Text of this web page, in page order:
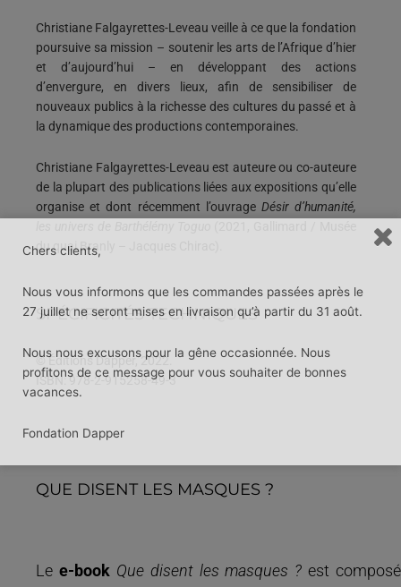
Christiane Falgayrettes-Leveau veille à ce que la fondation
poursuive sa mission – soutenir les arts de l’Afrique d’hier
et d’aujourd’hui – en développant des actions
d’envergure, en divers lieux, afin de sensibiliser de
nouveaux publics à la richesse des cultures du passé et à
la dynamique des productions contemporaines.
Christiane Falgayrettes-Leveau est auteure ou co-auteure
de la plupart des publications liées aux expositions qu’elle
organise et dont récemment l’ouvrage Désir d’humanité,
du quai Branly – Jacques Chirac).
SPÉCIFICITÉS TECHNIQUES
© Éditions Dapper, 2022.
ISBN: 978-2-915258-49-3
QUE DISENT LES MASQUES ?
Le e-book Que disent les masques ? est composé
Chers clients,
Nous vous informons que les commandes passées après le
27 juillet ne seront mises en livraison qu’à partir du 31 août.
Nous nous excusons pour la gêne occasionnée. Nous
profitons de ce message pour vous souhaiter de bonnes
vacances.
Fondation Dapper